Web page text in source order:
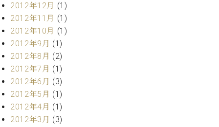
お
問
い
わ
せ
尾山調律師のブ
ログ Die
Musikgasse（音
楽の小道）
2012年12月 (1)
2012年11月 (1)
2012年10月 (1)
2012年9月 (1)
2012年8月 (2)
2012年7月 (1)
2012年6月 (3)
2012年5月 (1)
2012年4月 (1)
2012年3月 (3)